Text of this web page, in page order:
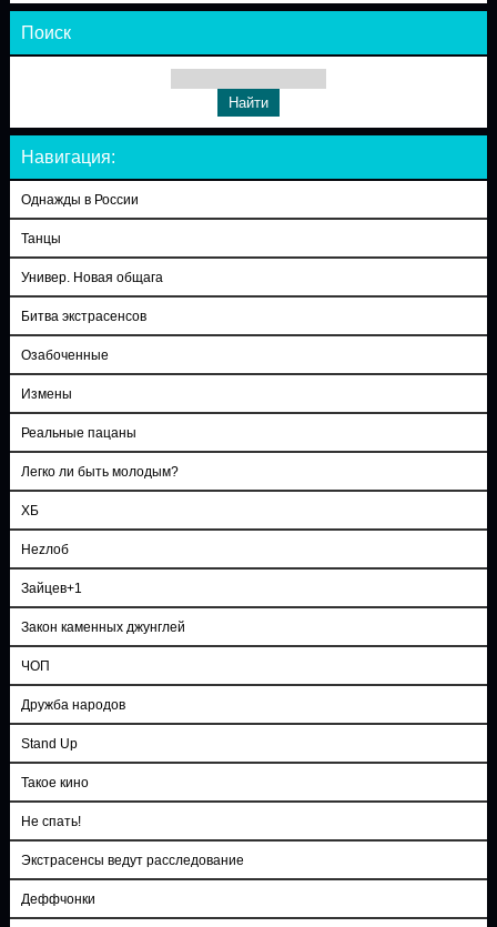
Поиск
Навигация:
Однажды в России
Танцы
Универ. Новая общага
Битва экстрасенсов
Озабоченные
Измены
Реальные пацаны
Легко ли быть молодым?
ХБ
Неzлоб
Зайцев+1
Закон каменных джунглей
ЧОП
Дружба народов
Stand Up
Такое кино
Не спать!
Экстрасенсы ведут расследование
Деффчонки